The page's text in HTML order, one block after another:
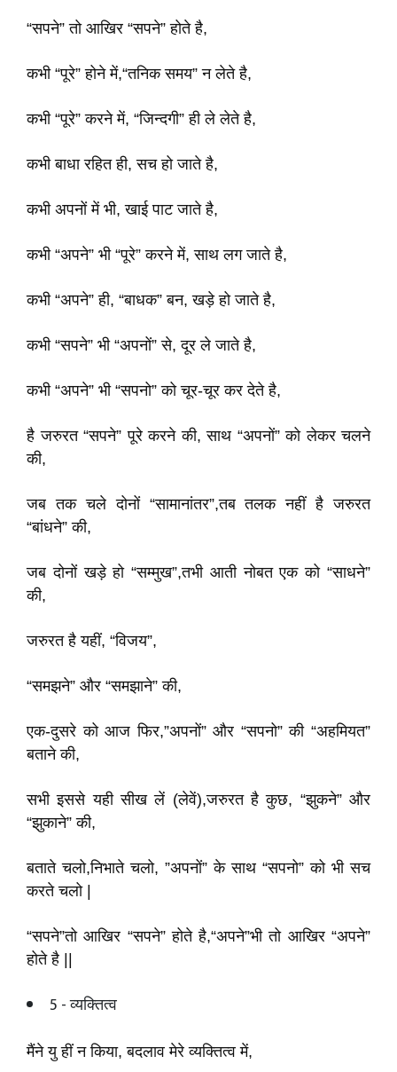
“सपने” तो आखिर “सपने” होते है,
कभी “पूरे” होने में,“तनिक समय” न लेते है,
कभी “पूरे” करने में, “जिन्दगी” ही ले लेते है,
कभी बाधा रहित ही, सच हो जाते है,
कभी अपनों में भी, खाई पाट जाते है,
कभी “अपने” भी “पूरे” करने में, साथ लग जाते है,
कभी “अपने” ही, “बाधक” बन, खड़े हो जाते है,
कभी “सपने” भी “अपनों” से, दूर ले जाते है,
कभी “अपने” भी “सपनो” को चूर-चूर कर देते है,
है जरुरत “सपने” पूरे करने की, साथ “अपनों” को लेकर चलने
की,
जब तक चले दोनों “सामानांतर”,तब तलक नहीं है जरुरत
“बांधने” की,
जब दोनों खड़े हो “सम्मुख”,तभी आती नोबत एक को “साधने”
की,
जरुरत है यहीं, “विजय”,
“समझने” और “समझाने” की,
एक-दुसरे को आज फिर,”अपनों” और “सपनो” की “अहमियत”
बताने की,
सभी इससे यही सीख लें (लेवें),जरुरत है कुछ, “झुकने” और
“झुकाने” की,
बताते चलो,निभाते चलो, ”अपनों” के साथ “सपनो” को भी सच
करते चलो |
“सपने”तो आखिर “सपने” होते है,“अपने”भी तो आखिर “अपने”
होते है ||
5 - व्यक्तित्व
मैंने यु हीं न किया, बदलाव मेरे व्यक्तित्व में,